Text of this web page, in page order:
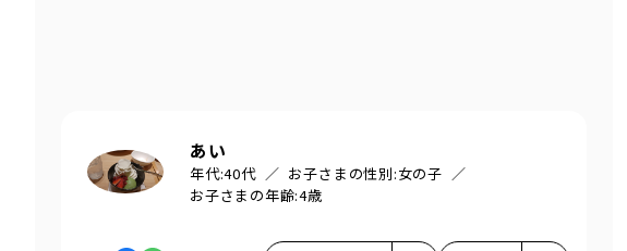
あい
年代:40代 お子さまの性別:女の子
お子さまの年齢:4歳